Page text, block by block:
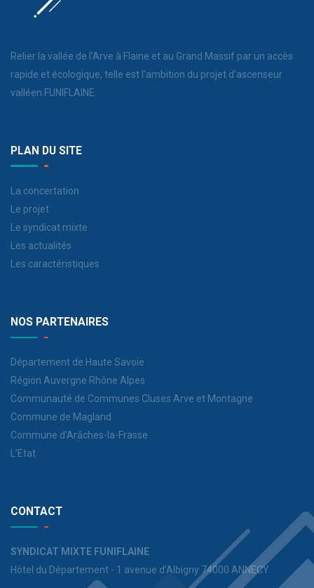
Relier la vallée de l'Arve à Flaine et au Grand Massif par un accès
rapide et écologique, telle est l'ambition du projet d'ascenseur
valléen FUNIFLAINE.
PLAN DU SITE
La concertation
Le projet
Le syndicat mixte
Les actualités
Les caractéristiques
NOS PARTENAIRES
Département de Haute Savoie
Région Auvergne Rhône Alpes
Communauté de Communes Cluses Arve et Montagne
Commune de Magland
Commune d’Arâches-la-Frasse
L’Etat
CONTACT
SYNDICAT MIXTE FUNIFLAINE
Hôtel du Département - 1 avenue d’Albigny 74000 ANNECY